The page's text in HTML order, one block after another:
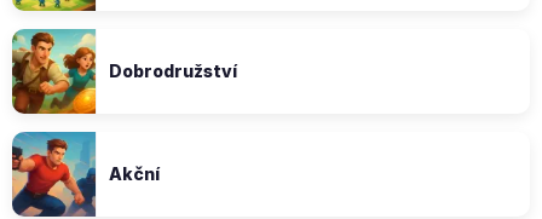
Dobrodružství
Akční